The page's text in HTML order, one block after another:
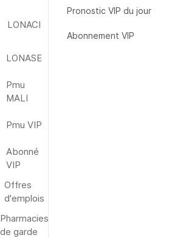
LONACI
LONASE
Pmu
MALI
Pmu VIP
Abonné
VIP
Offres
d'emplois
Pharmacies
de garde
Pronostic VIP du jour
Abonnement VIP